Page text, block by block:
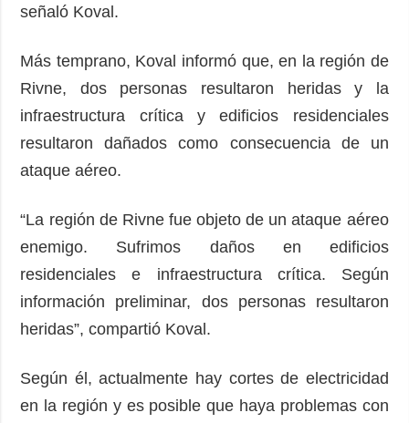
señaló Koval.
Más temprano, Koval informó que, en la región de
Rivne, dos personas resultaron heridas y la
infraestructura crítica y edificios residenciales
resultaron dañados como consecuencia de un
ataque aéreo.
“La región de Rivne fue objeto de un ataque aéreo
enemigo. Sufrimos daños en edificios
residenciales e infraestructura crítica. Según
información preliminar, dos personas resultaron
heridas”, compartió Koval.
Según él, actualmente hay cortes de electricidad
en la región y es posible que haya problemas con